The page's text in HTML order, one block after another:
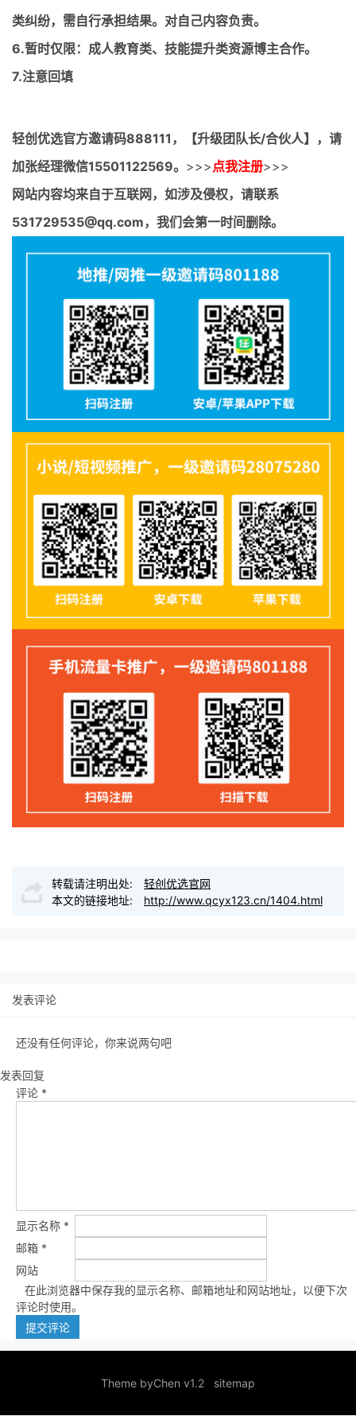
类纠纷，需自行承担结果。对自己内容负责。
6.暂时仅限：成人教育类、技能提升类资源博主合作。
7.注意回填
轻创优选官方邀请码888111，【升级团队长/合伙人】，请
加张经理微信15501122569。 >>> 点我注册>>>
网站内容均来自于互联网，如涉及侵权，请联系
531729535@qq.com，我们会第一时间删除。
转载请注明出处:
轻创优选官网
本文的链接地址:
http://www.qcyx123.cn/1404.html
发表评论
还没有任何评论，你来说两句吧
发表回复
评论 *
显示名称 *
邮箱 *
网站
在此浏览器中保存我的显示名称、邮箱地址和网站地址，以便下次
评论时使用。
Theme byChen v1.2 sitemap